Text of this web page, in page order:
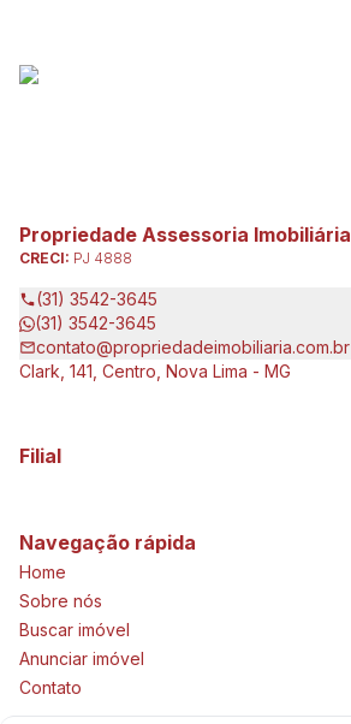
Propriedade Assessoria Imobiliária
CRECI: PJ 4888
(31) 3542-3645
(31) 3542-3645
contato@propriedadeimobiliaria.com.br
Clark, 141, Centro, Nova Lima - MG
Filial
Navegação rápida
Home
Sobre nós
Buscar imóvel
Anunciar imóvel
Contato